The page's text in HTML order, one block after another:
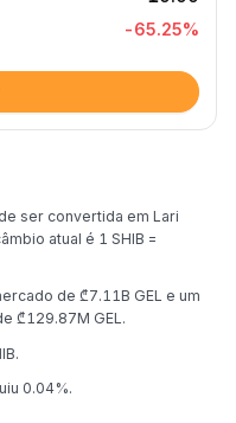
-65.25%
ser convertida em Lari
atual é 1 SHIB =
de ₾7.11B GEL e um
₾129.87M GEL.
0.04%.